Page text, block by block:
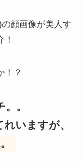
顔画像が美人す
！？
。
いますが、